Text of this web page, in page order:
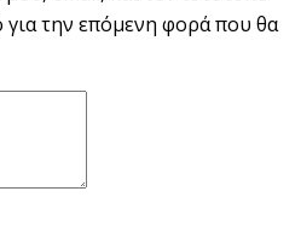
την επόμενη φορά που θα